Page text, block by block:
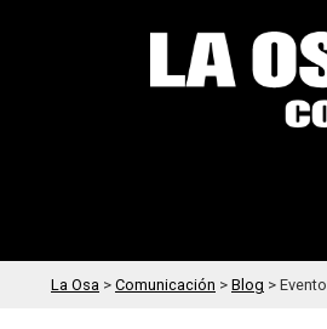
La Osa > Comunicación > Blog >